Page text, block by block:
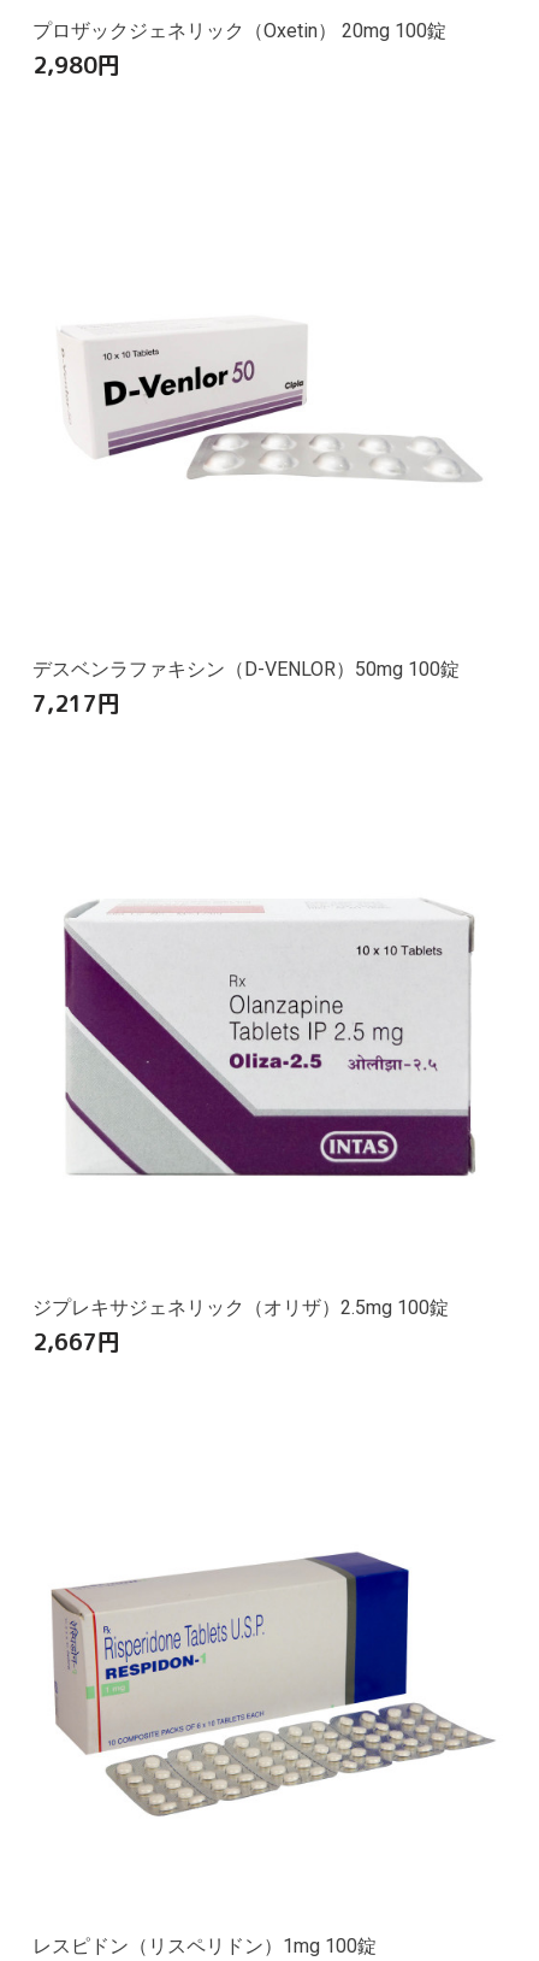
プロザックジェネリック（Oxetin） 20mg 100錠
2,980円
デスベンラファキシン（D-VENLOR）50mg 100錠
7,217円
ジプレキサジェネリック（オリザ）2.5mg 100錠
2,667円
レスピドン（リスペリドン）1mg 100錠